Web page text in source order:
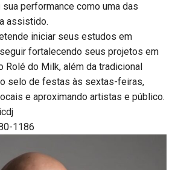
sua performance como uma das
assistido.
iniciar seus estudos em
fortalecendo seus projetos em
Rolé do Milk, além da tradicional
selo de festas às sextas-feiras,
e aproximando artistas e público.
1186